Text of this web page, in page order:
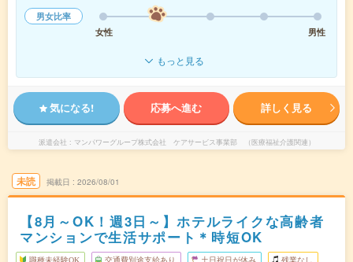
男女比率
女性
男性
もっと見る
気になる! 応募へ進む 詳しく見る
派遣会社 マンパワーグループ株式会社 ケアサービス事業部 （医療福祉介護関連）
未読 掲載日 2026/08/01
【8月～OK！週3日～】ホテルライクな高齢者
マンションで生活サポート＊時短OK
職種未経験OK 交通費別途支給あり 土日祝日が休み 残業なし